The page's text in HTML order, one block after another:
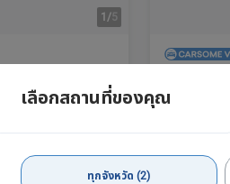
เลือกสถานที่ของคุณ
ทุกจังหวัด (2)
1/5
9,458 บาท /เดือน
V80 2.5
485,000